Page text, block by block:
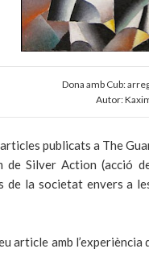
Dona amb Cub:
Autor:
publicats a The
Silver Action (acció
la societat envers a
article amb l’experiència